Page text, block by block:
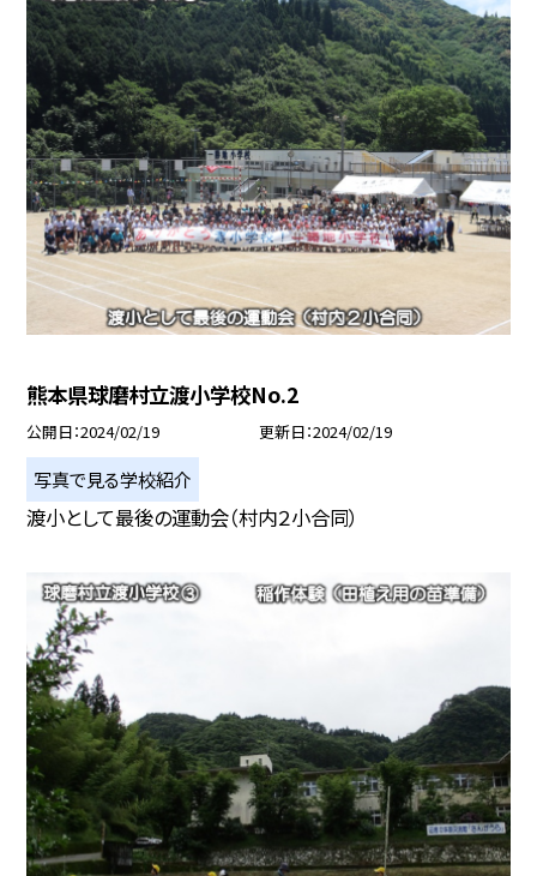
熊本県球磨村立渡小学校No.2
公開日 2024/02/19 更新日 2024/02/19
写真で見る学校紹介
渡小として最後の運動会（村内２小合同）